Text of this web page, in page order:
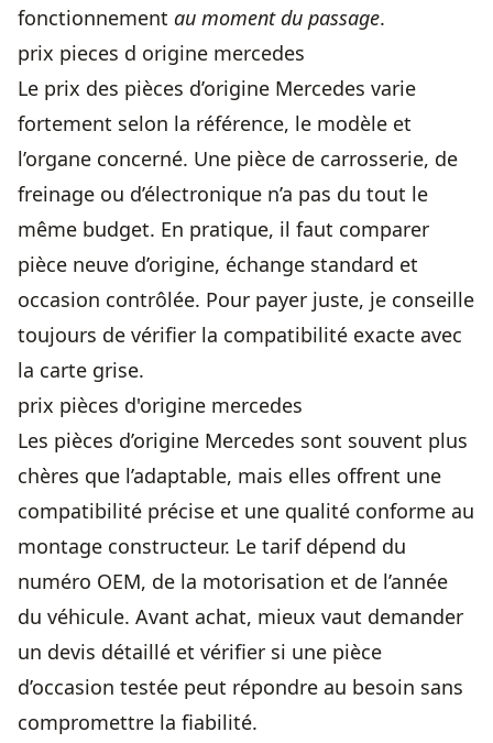
fonctionnement au moment du passage.
prix pieces d origine mercedes
Le prix des pièces d’origine Mercedes varie
fortement selon la référence, le modèle et
l’organe concerné. Une pièce de carrosserie, de
freinage ou d’électronique n’a pas du tout le
même budget. En pratique, il faut comparer
pièce neuve d’origine, échange standard et
occasion contrôlée. Pour payer juste, je conseille
toujours de vérifier la compatibilité exacte avec
la carte grise.
prix pièces d'origine mercedes
Les pièces d’origine Mercedes sont souvent plus
chères que l’adaptable, mais elles offrent une
compatibilité précise et une qualité conforme au
montage constructeur. Le tarif dépend du
numéro OEM, de la motorisation et de l’année
du véhicule. Avant achat, mieux vaut demander
un devis détaillé et vérifier si une pièce
d’occasion testée peut répondre au besoin sans
compromettre la fiabilité.